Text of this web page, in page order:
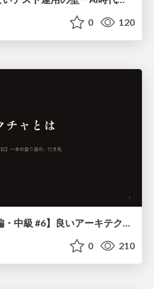
0 120
【やさしく解説 設計編・中級 #6】良いアーキテクチャとは ～ 一本の登り道の、行き先 ～
0 210